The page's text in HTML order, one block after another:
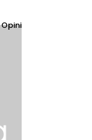
Opini